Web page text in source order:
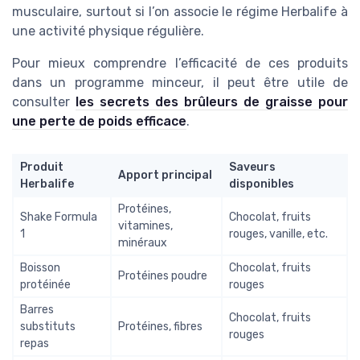
musculaire, surtout si l’on associe le régime Herbalife à
une activité physique régulière.
Pour mieux comprendre l’efficacité de ces produits
dans un programme minceur, il peut être utile de
consulter les secrets des brûleurs de graisse pour
une perte de poids efficace.
Produit
Herbalife
Apport principal
Saveurs
disponibles
Shake Formula
1
Protéines,
vitamines,
minéraux
Chocolat, fruits
rouges, vanille, etc.
Boisson
protéinée
Protéines poudre
Chocolat, fruits
rouges
Barres
substituts
repas
Protéines, fibres
Chocolat, fruits
rouges